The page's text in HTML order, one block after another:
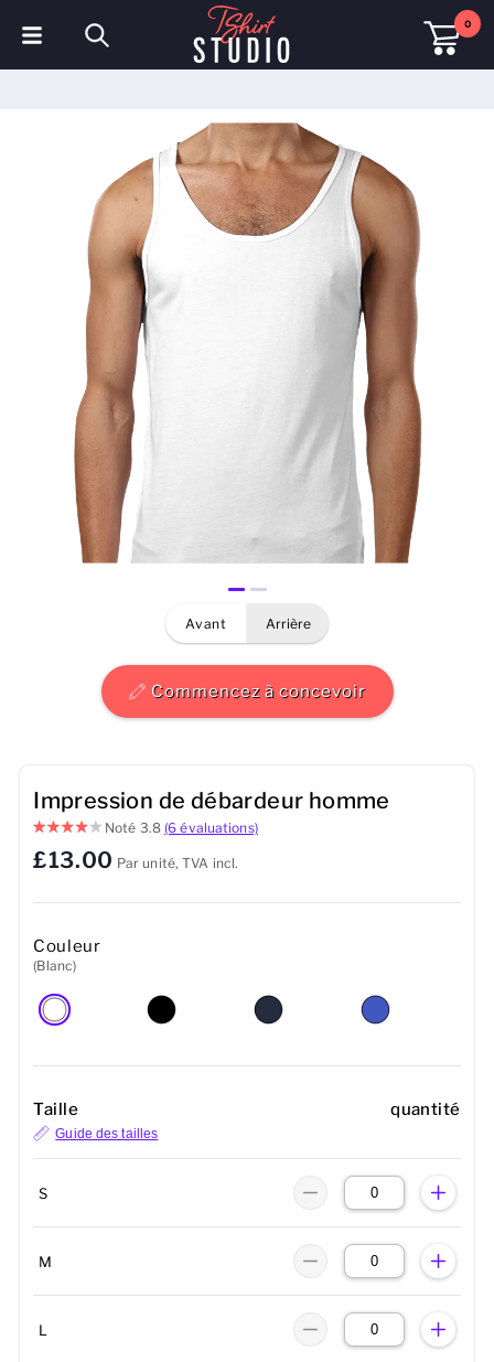
0
Chapeaux et Casquettes
Vêtements de sport
Vêtements de travail
Polaires & Vestes
Haute visibilité
Hommes
Tasses
Accessoires de sport
avant arrière
Commencez à concevoir
Impression de débardeur homme
Noté 3.8(6 évaluations)
£13.00 Par unité, TVA incl.
Couleur
(Blanc)
Taille quantité
Guide des tailles
S
M
L